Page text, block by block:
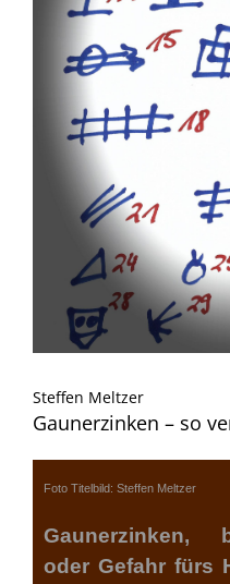
Steffen Meltzer
Gaunerzinken – so
Foto Titelbild: Steffen Meltzer
Gaunerzinken,
oder Gefahr fürs